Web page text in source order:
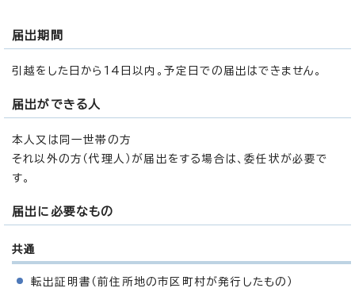
届出期間
引越をした日から14日以内。予定日での届出はできません。
届出ができる人
本人又は同一世帯の方
それ以外の方（代理人）が届出をする場合は、委任状が必要で
す。
届出に必要なもの
共通
転出証明書（前住所地の市区町村が発行したもの）